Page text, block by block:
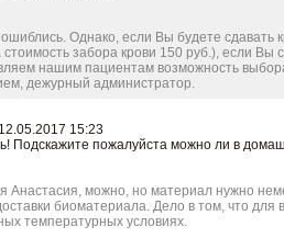
Однако, если Вы будете сдавать
забора крови 150 руб.), если Вы
нашим пациентам возможность
дежурный администратор.
12.05.2017 15:23
Подскажите пожалуйста можно ли в
Анастасия, можно, но материал нужно
биоматериала. Дело в том, что
температурных условиях.